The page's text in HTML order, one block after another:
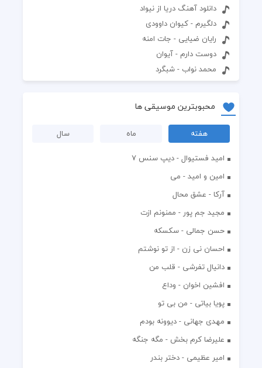
دانلود آهنگ دریا از نیواد
دلگیرم - کیوان داوودی
رایان ضیایی - جات امنه
دوست دارم - آیوان
محمد نواب - شبگرد
محبوبترین موسیقی ها
هفته ماه
سال
اميد فستيوال - ديپ سنس ۷
امین و امید - می
آرکا - عشق محال
مجید جم پور - ممنونم ازت
حسن جمالی - سکسکه
احسان نی زن - از تو نوشتم
دانیال تفرشی - قلب من
افشين اخوان - وداع
پویا بیاتی - من بی تو
مهدی جهانی - دیوونه بودم
علیرضا کرم بخش - مگه جنگه
امیر عظیمی - دختر بندر